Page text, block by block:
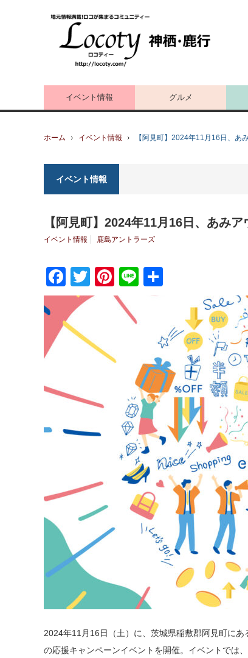
イベント情報 グルメ
ホーム イベント情報 【阿見町】2024年11月16日、あ
イベント情報
【阿見町】2024年11月16日、あみ
イベント情報 鹿島アントラーズ
Facebook
TwitterPinterest
Line
2024年11月16日（土）に、茨城県稲敷郡阿見町に
の応援キャンペーンイベントを開催。イベントでは